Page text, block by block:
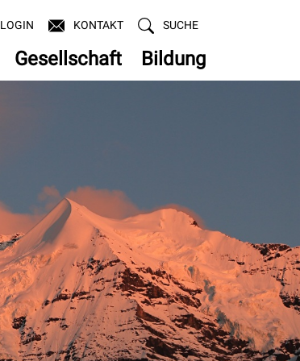
LOGIN KONTAKT SUCHE
Gesellschaft Bildung